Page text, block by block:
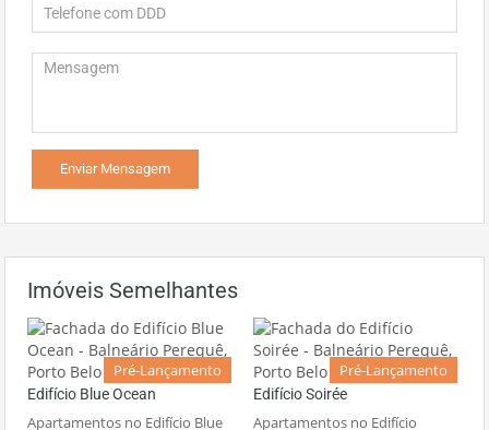
Imóveis Semelhantes
Pré-Lançamento
Edifício Blue Ocean
Apartamentos no Edifício Blue
Pré-Lançamento
Edifício Soirée
Apartamentos no Edifício